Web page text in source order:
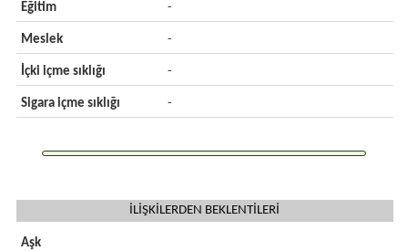
Eğitim -
Meslek -
İçki içme sıklığı -
Sigara içme sıklığı -
İLİŞKİLERDEN BEKLENTİLERİ
Aşk